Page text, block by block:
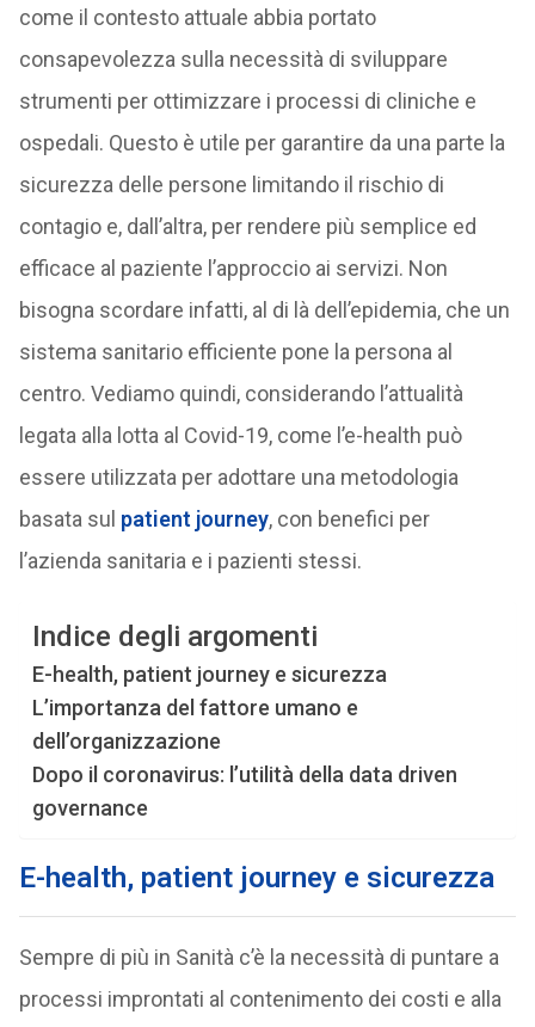
come il contesto attuale abbia portato
consapevolezza sulla necessità di sviluppare
strumenti per ottimizzare i processi di cliniche e
ospedali. Questo è utile per garantire da una parte la
sicurezza delle persone limitando il rischio di
contagio e, dall’altra, per rendere più semplice ed
efficace al paziente l’approccio ai servizi. Non
bisogna scordare infatti, al di là dell’epidemia, che un
sistema sanitario efficiente pone la persona al
centro. Vediamo quindi, considerando l’attualità
legata alla lotta al Covid-19, come l’e-health può
essere utilizzata per adottare una metodologia
basata sul patient journey, con benefici per
l’azienda sanitaria e i pazienti stessi.
Indice degli argomenti
E-health, patient journey e sicurezza
L’importanza del fattore umano e
dell’organizzazione
Dopo il coronavirus: l’utilità della data driven
governance
E-health, patient journey e sicurezza
Sempre di più in Sanità c’è la necessità di puntare a
processi improntati al contenimento dei costi e alla